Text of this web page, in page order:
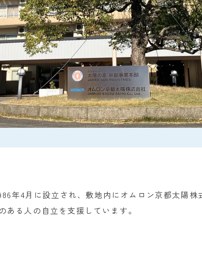
年4月に設立され、敷地内にオムロン京都太陽
る人の自立を支援しています。